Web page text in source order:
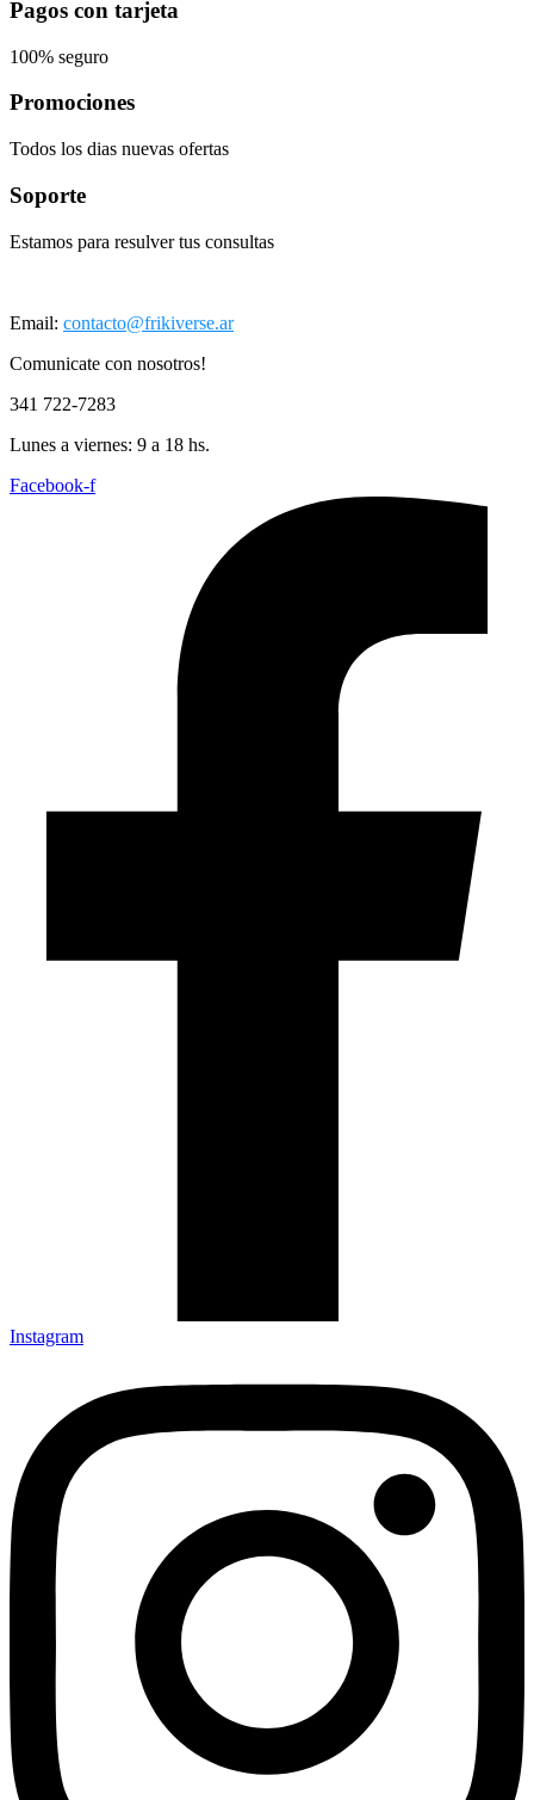
Pagos con tarjeta
100% seguro
Promociones
Todos los dias nuevas ofertas
Soporte
Estamos para resulver tus consultas
Email: contacto@frikiverse.ar
Comunicate con nosotros!
341 722-7283
Lunes a viernes: 9 a 18 hs.
Facebook-f
Instagram